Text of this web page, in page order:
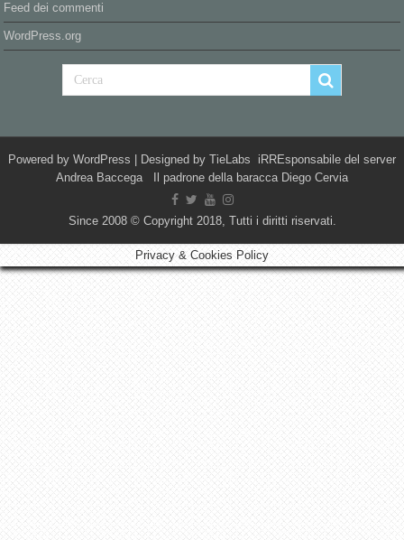
Feed dei commenti
WordPress.org
Powered by WordPress | Designed by TieLabs iRREsponsabile del server
Andrea Baccega Il padrone della baracca Diego Cervia
Since 2008 © Copyright 2018, Tutti i diritti riservati.
Privacy & Cookies Policy